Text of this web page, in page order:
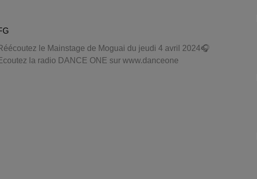
le Mainstage de Moguai du jeudi 4 avril 2024🎧
la radio DANCE ONE sur www.danceone